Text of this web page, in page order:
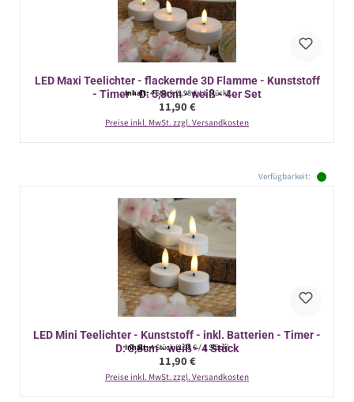
LED Maxi Teelichter - flackernde 3D Flamme - Kunststoff
- Timer - D: 5,8cm - weiß - 4er Set
Inhalt:4 Stück(2,98 € / 1 Stück)
Regulärer Preis:
11,90 €
Preise inkl. MwSt. zzgl. Versandkosten
Verfügbarkeit:
LED Mini Teelichter - Kunststoff - inkl. Batterien - Timer -
D: 3,8cm - weiß - 4 Stück
Inhalt:4 Stück(2,98 € / 1 Stück)
Regulärer Preis:
11,90 €
Preise inkl. MwSt. zzgl. Versandkosten